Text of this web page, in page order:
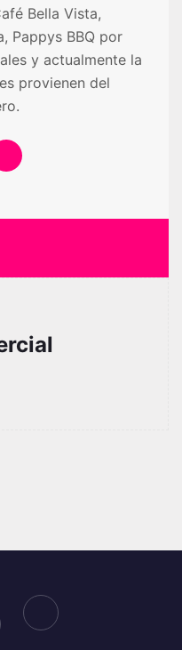
Bella Vista,
Pappys BBQ por
y actualmente la
provienen del